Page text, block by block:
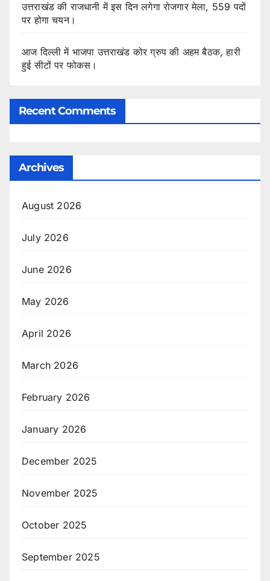
उत्तराखंड की राजधानी में इस दिन लगेगा रोजगार मेला, 559 पदों
पर होगा चयन।
आज दिल्ली में भाजपा उत्तराखंड कोर ग्रुप की अहम बैठक, हारी
हुई सीटों पर फोकस।
Recent Comments
Archives
August 2026
July 2026
June 2026
May 2026
April 2026
March 2026
February 2026
January 2026
December 2025
November 2025
October 2025
September 2025